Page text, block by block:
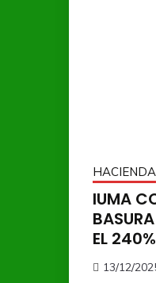
HACIENDA
IUMA
EL
13/12/